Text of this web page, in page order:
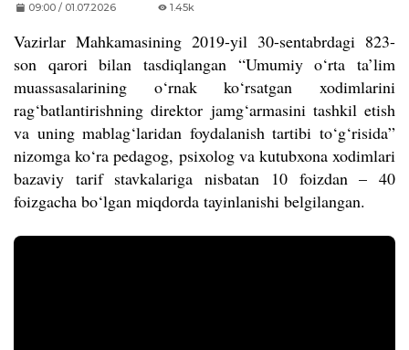
09:00 / 01.07.2026 1.45k
Vazirlar Mahkamasining 2019-yil 30-sentabrdagi 823-
son qarori bilan tasdiqlangan “Umumiy o‘rta ta’lim
muassasalarining o‘rnak ko‘rsatgan xodimlarini
rag‘batlantirishning direktor jamg‘armasini tashkil etish
va uning mablag‘laridan foydalanish tartibi to‘g‘risida”
nizomga ko‘ra pedagog, psixolog va kutubxona xodimlari
bazaviy tarif stavkalariga nisbatan 10 foizdan – 40
foizgacha bo‘lgan miqdorda tayinlanishi belgilangan.